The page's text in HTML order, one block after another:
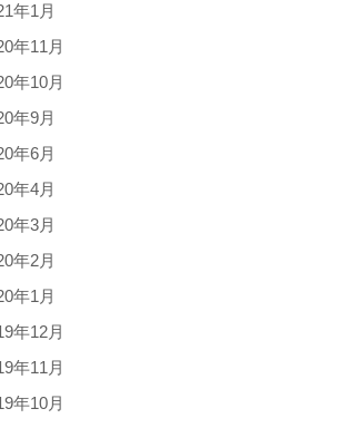
年1月
年11月
年10月
年9月
年6月
年4月
年3月
年2月
年1月
年12月
年11月
年10月